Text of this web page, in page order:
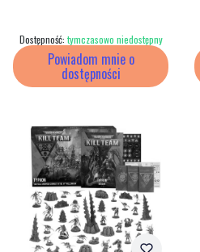
Powiadom mnie o
dostępności
Dostępność: tymczasowo niedostępny